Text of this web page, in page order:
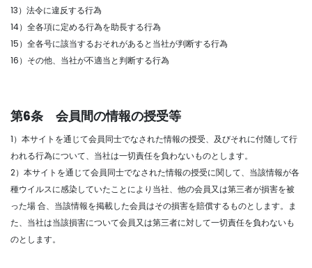
13）法令に違反する行為
14）全各項に定める行為を助長する行為
15）全各号に該当するおそれがあると当社が判断する行為
16）その他、当社が不適当と判断する行為
第6条 会員間の情報の授受等
1）本サイトを通じて会員同士でなされた情報の授受、及びそれに付随して行
われる行為について、当社は一切責任を負わないものとします。
2）本サイトを通じて会員同士でなされた情報の授受に関して、当該情報が各
種ウイルスに感染していたことにより当社、他の会員又は第三者が損害を被
った場 合、当該情報を掲載した会員はその損害を賠償するものとします。ま
た、当社は当該損害について会員又は第三者に対して一切責任を負わないも
のとします。